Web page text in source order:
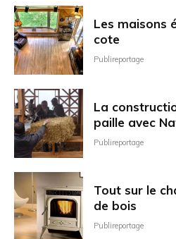
Les maisons
cote
Publireportage
La
paille avec
Publireportage
Tout sur le
de bois
Publireportage